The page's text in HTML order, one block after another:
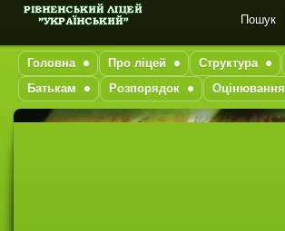
Пошук
Головна Про ліцей Структура
Батькам
Розпорядок Оцінювання